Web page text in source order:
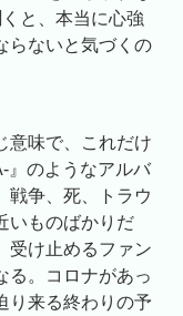
と、本当に心強
らないと気づくの
意味で、これだけ
』のようなアルバ
戦争、死、トラウ
ものばかりだ
受け止めるファン
る。コロナがあっ
り来る終わりの予